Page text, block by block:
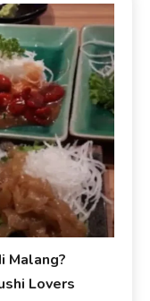
Malang?
Lovers